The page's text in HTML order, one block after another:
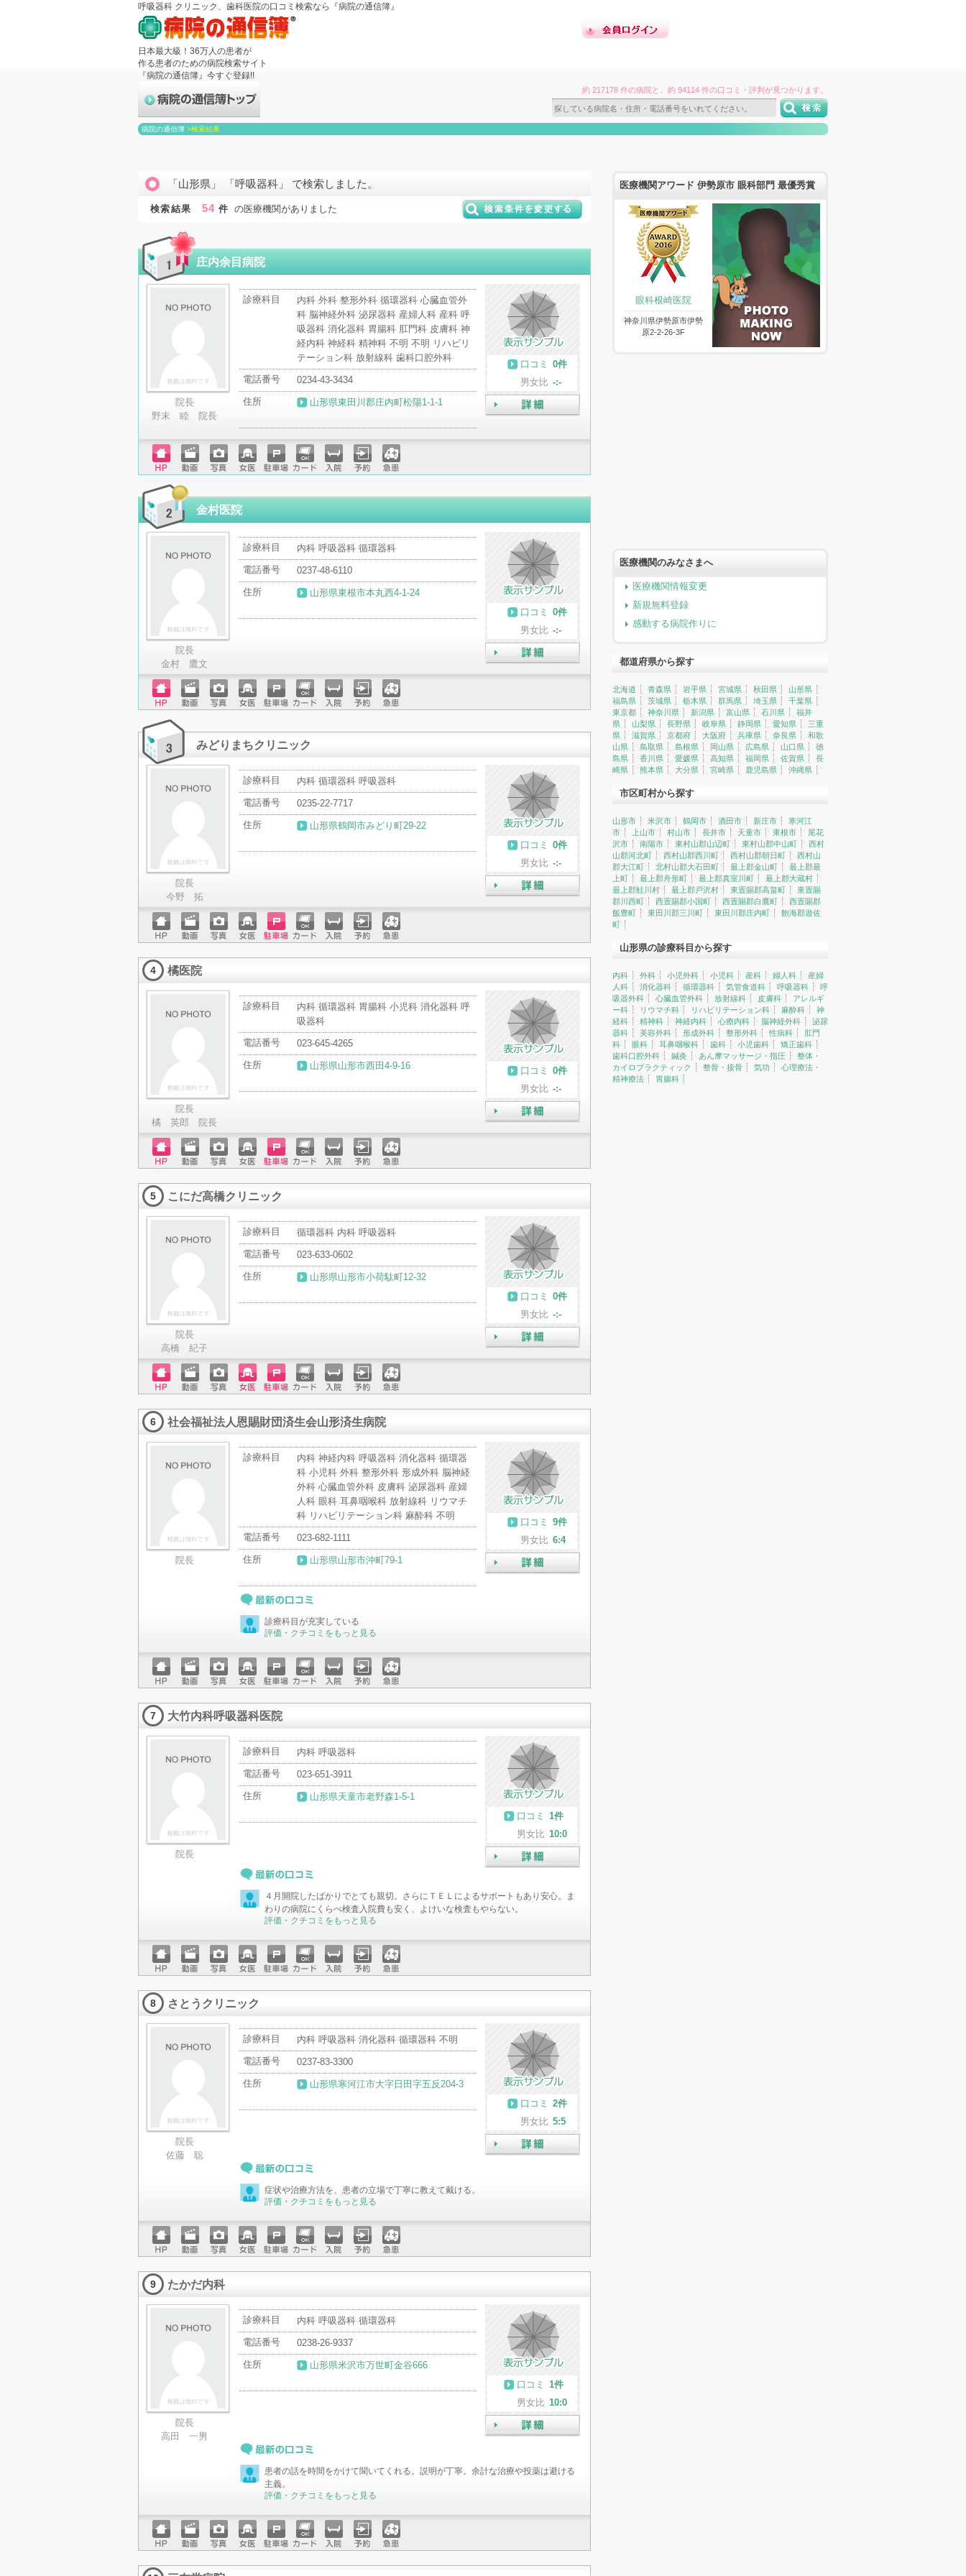
呼吸器科 クリニック、歯科医院の口コミ検索なら『病院の通信簿』
日本最大級！36万人の患者が
作る患者のための病院検索サイト
『病院の通信簿』今すぐ登録!!
約 217178 件の病院と、約 94114 件の口コミ・評判が見つかります。
病院の通信簿 >検索結果
「山形県」 「呼吸器科」 で検索しました。
検索結果 54 件 の医療機関がありました
庄内余目病院
院長
野末 睦 院長
診療科目
内科 外科 整形外科 循環器科 心臓血管外
科 脳神経外科 泌尿器科 産婦人科 産科 呼
吸器科 消化器科 胃腸科 肛門科 皮膚科 神
経内科 神経科 精神科 不明 不明 リハビリ
テーション科 放射線科 歯科口腔外科
電話番号
0234-43-3434
住所
山形県東田川郡庄内町松陽1-1-1
口コミ
0件
男女比 -:-
ホーム
ページ
動画 写真 女医 駐車場クレジ
ード
入院 予約 急患
金村医院
院長
金村 鷹文
診療科目
内科 呼吸器科 循環器科
電話番号
0237-48-6110
住所
山形県東根市本丸西4-1-24
口コミ
0件
男女比 -:-
ホーム
ページ
動画 写真 女医 駐車場クレジ入院 予約 急患
みどりまちクリニック
院長
今野 拓
診療科目
内科 循環器科 呼吸器科
電話番号
0235-22-7717
住所
山形県鶴岡市みどり町29-22
口コミ
0件
男女比 -:-
ホーム
ページ
動画 写真 女医 駐車場クレジ
ットカ
入院 予約 急患
4 橘医院
院長
橘 英郎 院長
診療科目
内科 循環器科 胃腸科 小児科 消化器科 呼
吸器科
電話番号
023-645-4265
住所
山形県山形市西田4-9-16 口コミ
0件
男女比 -:-
ホーム
ページ
動画 写真 女医 駐車場クレジ
ットカ
入院 予約 急患
5 こにだ高橋クリニック
院長
高橋 紀子
診療科目
循環器科 内科 呼吸器科
電話番号
023-633-0602
住所
山形県山形市小荷駄町12-32
口コミ
0件
男女比 -:-
ホーム
ページ
動画 写真 女医 駐車場クレジ
ットカ
ード
入院 予約 急患
6 社会福祉法人恩賜財団済生会山形済生病院
院長
診療科目
内科 神経内科 呼吸器科 消化器科 循環器
科 小児科 外科 整形外科 形成外科 脳神経
外科 心臓血管外科 皮膚科 泌尿器科 産婦
人科 眼科 耳鼻咽喉科 放射線科 リウマチ
科 リハビリテーション科 麻酔科 不明
電話番号
023-682-1111
住所
山形県山形市沖町79-1
口コミ
9件
男女比 6:4
最新の口コミ診療科目が充実している
評価・クチコミをもっと見る
ホーム
ページ
動画 写真 女医 駐車場クレジ
ットカ
入院 予約 急患
7 大竹内科呼吸器科医院
院長
診療科目
内科 呼吸器科
電話番号
023-651-3911
住所
山形県天童市老野森1-5-1
口コミ
1件
男女比 10:0
最新の口コミ４月開院したばかりでとても親切。さらにＴＥＬによるサポートもあり安心。ま
わりの病院にくらべ検査入院費も安く、よけいな検査もやらない。
評価・クチコミをもっと見る
ホーム
ページ
動画 写真 女医 駐車場クレジ
ットカ
入院 予約 急患
8 さとうクリニック
院長
佐藤 聡
診療科目
内科 呼吸器科 消化器科 循環器科 不明
電話番号
0237-83-3300
住所
山形県寒河江市大字日田字五反204-3
口コミ
2件
男女比 5:5
最新の口コミ症状や治療方法を、患者の立場で丁寧に教えて戴ける。
評価・クチコミをもっと見る
ホーム
ページ
動画 写真 女医 駐車場クレジ
ットカ
入院 予約 急患
9 たかだ内科
院長
高田 一男
診療科目
内科 呼吸器科 循環器科
電話番号
0238-26-9337
住所
山形県米沢市万世町金谷666
口コミ
1件
男女比 10:0
最新の口コミ患者の話を時間をかけて聞いてくれる。説明が丁寧。余計な治療や投薬は避ける
主義。
評価・クチコミをもっと見る
ホーム
ページ
動画 写真 女医 駐車場クレジ
ットカ
入院 予約 急患
医療機関アワード 伊勢原市 眼科部門 最優秀賞
眼科根崎医院
神奈川県伊勢原市伊勢
原2-2-26-3F
医療機関のみなさまへ
医療機関情報変更
新規無料登録
感動する病院作りに
都道府県から探す
北海道 青森県 岩手県 宮城県 秋田県
山形県
福島県
茨城県 栃木県 群馬県 埼玉県
千葉県
東京都
神奈川県 新潟県 富山県 石川県
福井
県
山梨県 長野県 岐阜県 静岡県 愛知県
三重
県
滋賀県 京都府 大阪府 兵庫県 奈良県
和歌
山県
鳥取県 島根県 岡山県 広島県 山口県
徳
島県
香川県 愛媛県 高知県 福岡県 佐賀県
長
崎県
熊本県 大分県 宮崎県 鹿児島県 沖縄県
市区町村から探す
山形市 米沢市 鶴岡市 酒田市 新庄市
寒河江
市
上山市 村山市 長井市 天童市 東根市
尾花
沢市
南陽市 東村山郡山辺町 東村山郡中山町
西村
山郡河北町
西村山郡西川町 西村山郡朝日町
西村山
郡大江町
北村山郡大石田町 最上郡金山町
最上郡最
上町
最上郡舟形町 最上郡真室川町
最上郡大蔵村
最上郡鮭川村
最上郡戸沢村 東置賜郡高畠町
東置賜
郡川西町
西置賜郡小国町 西置賜郡白鷹町
西置賜郡
飯豊町
東田川郡三川町 東田川郡庄内町
飽海郡遊佐
町
山形県の診療科目から探す
内科 外科 小児外科 小児科 産科 婦人科
産婦
人科
消化器科 循環器科 気管食道科 呼吸器科
呼
吸器外科
心臓血管外科 放射線科 皮膚科
アレルギ
ー科
リウマチ科 リハビリテーション科 麻酔科
神
経科
精神科 神経内科 心療内科 脳神経外科
泌尿
器科
美容外科 形成外科 整形外科 性病科
肛門
科
眼科 耳鼻咽喉科 歯科 小児歯科
矯正歯科
歯科口腔外科
鍼灸 あん摩マッサージ・指圧
整体・
カイロプラクティック
整骨・接骨 気功
心理療法・
精神療法
胃腸科